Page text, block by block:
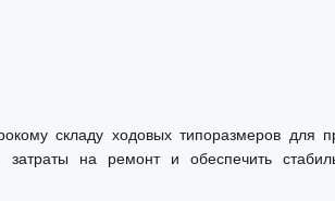
складу ходовых типоразмеров для
затраты на ремонт и обеспечить